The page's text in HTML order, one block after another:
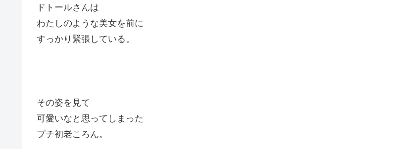
ドトールさんは
わたしのような美女を前に
すっかり緊張している。
その姿を見て
可愛いなと思ってしまった
プチ初老ころん。